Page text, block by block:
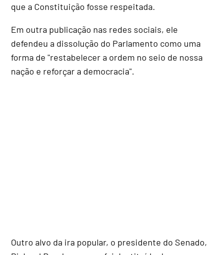
que a Constituição fosse respeitada.
Em outra publicação nas redes sociais, ele
defendeu a dissolução do Parlamento como uma
forma de "restabelecer a ordem no seio de nossa
nação e reforçar a democracia".
Outro alvo da ira popular, o presidente do Senado,